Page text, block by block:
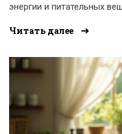
энергии и питательных
обладают уникальными
повышения тонуса.
суперфудам и их роли в
представлены советы по
в свой рацион.
о том, как питание
Читать далее